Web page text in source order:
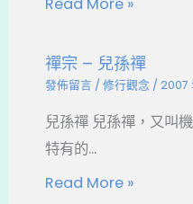
Read More »
禪宗 – 兒孫禪
發佈留言 / 修行觀念 / 2007
兒孫禪 兒孫禪，又叫
特有的...
Read More »